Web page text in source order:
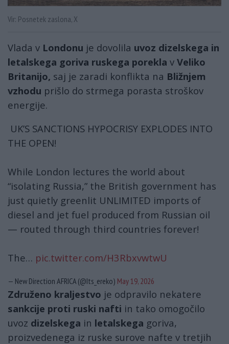
Vir: Posnetek zaslona, X
Vlada v Londonu je dovolila uvoz dizelskega in
letalskega goriva ruskega porekla v Veliko
Britanijo, saj je zaradi konflikta na Bližnjem
vzhodu prišlo do strmega porasta stroškov
energije.
UK’S SANCTIONS HYPOCRISY EXPLODES INTO
THE OPEN!
While London lectures the world about
“isolating Russia,” the British government has
just quietly greenlit UNLIMITED imports of
diesel and jet fuel produced from Russian oil
— routed through third countries forever!
The… pic.twitter.com/H3RbxvwtwU
— New Direction AFRICA (@Its_ereko) May 19, 2026
Združeno kraljestvo je odpravilo nekatere
sankcije proti ruski nafti in tako omogočilo
uvoz dizelskega in letalskega goriva,
proizvedenega iz ruske surove nafte v tretjih